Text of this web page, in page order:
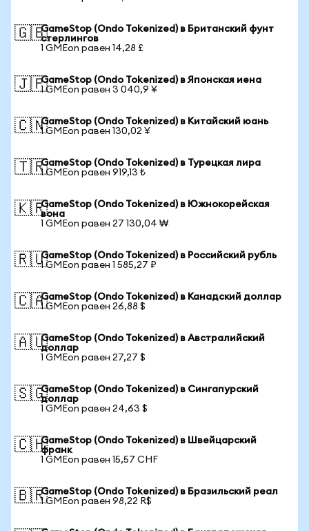
🇬🇧GameStop (Ondo Tokenized) в Британский фунт
стерлингов
1 GMEon равен 14,28 £
🇯🇵GameStop (Ondo Tokenized) в Японская иена
1 GMEon равен 3 040,9 ¥
🇨🇳GameStop (Ondo Tokenized) в Китайский юань
1 GMEon равен 130,02 ¥
🇹🇷GameStop (Ondo Tokenized) в Турецкая лира
1 GMEon равен 919,13 ₺
🇰🇷GameStop (Ondo Tokenized) в Южнокорейская
вона
1 GMEon равен 27 130,04 ₩
🇷🇺GameStop (Ondo Tokenized) в Российский рубль
1 GMEon равен 1 585,27 ₽
🇨🇦GameStop (Ondo Tokenized) в Канадский доллар
1 GMEon равен 26,88 $
🇦🇺GameStop (Ondo Tokenized) в Австралийский
доллар
1 GMEon равен 27,27 $
🇸🇬GameStop (Ondo Tokenized) в Сингапурский
доллар
1 GMEon равен 24,63 $
🇨🇭GameStop (Ondo Tokenized) в Швейцарский
франк
1 GMEon равен 15,57 CHF
🇧🇷GameStop (Ondo Tokenized) в Бразильский реал
1 GMEon равен 98,22 R$